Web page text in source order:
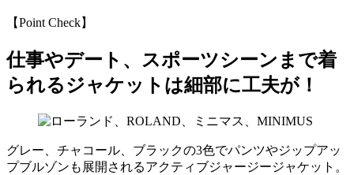
【Point Check】
仕事やデート、スポーツシーンまで着
られるジャケットは細部に工夫が！
グレー、チャコール、ブラックの3色でパンツやジップアッ
プブルゾンも展開されるアクティブジャージージャケット。